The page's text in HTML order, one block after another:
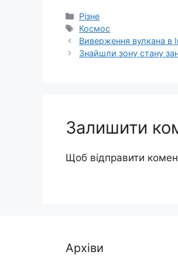
Категорії
Різне
Позначки
Космос
Виверження вулкана в
Знайшли зону стану
Залишити
Щоб відправити
Архіви